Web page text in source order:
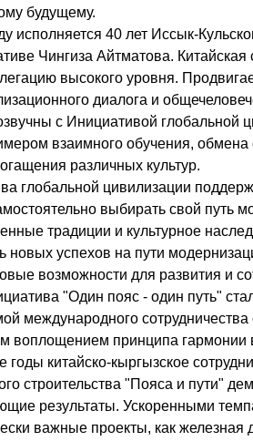
будущему.
исполняется 40 лет Иссык-
Чингиза Айтматова. Китайская
высокого уровня.
диалога и
с Инициативой глобальной
взаимного обучения,
различных культур.
глобальной цивилизации
выбирать свой путь
традиции и культурное
новых успехов на пути
возможности для развития и
"Один пояс - один путь"
международного сотрудничества
воплощением принципа гармонии
годы китайско-кыргызское
строительства "Пояса и пути"
результаты. Ускоренными
важные проекты, как железная